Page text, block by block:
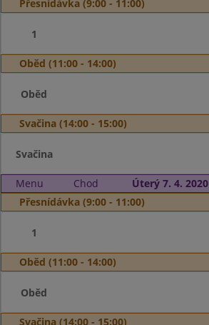
Přesnídávka (9:00 - 11:00)
1
Oběd (11:00 - 14:00)
Oběd
Svačina (14:00 - 15:00)
Svačina
Menu Chod
Úterý 7. 4. 2020
Přesnídávka (9:00 - 11:00)
1
Oběd (11:00 - 14:00)
Oběd
Svačina (14:00 - 15:00)